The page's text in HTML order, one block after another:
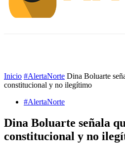
Inicio #AlertaNorte Dina Boluarte
constitucional y no ilegítimo
#AlertaNorte
Dina Boluarte señala
constitucional y no